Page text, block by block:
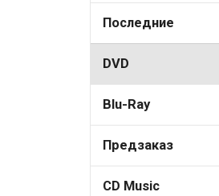
Последние
DVD
Blu-Ray
Предзаказ
CD Music